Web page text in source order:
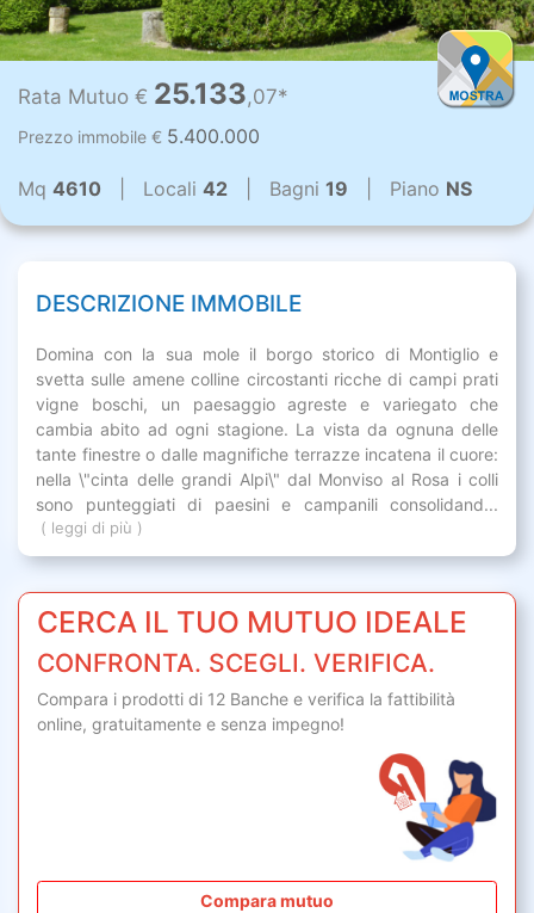
Rata Mutuo € 25.133,07*
Prezzo immobile € 5.400.000
Mq 4610 | Locali 42 | Bagni 19 | Piano NS
DESCRIZIONE IMMOBILE
Domina con la sua mole il borgo storico di Montiglio e
svetta sulle amene colline circostanti ricche di campi prati
vigne boschi, un paesaggio agreste e variegato che
cambia abito ad ogni stagione. La vista da ognuna delle
tante finestre o dalle magnifiche terrazze incatena il cuore:
nella \"cinta delle grandi Alpi\" dal Monviso al Rosa i colli
sono punteggiati di paesini e campanili consolidand...
( leggi di più )
CERCA IL TUO MUTUO IDEALE
CONFRONTA. SCEGLI. VERIFICA.
Compara i prodotti di 12 Banche e verifica la fattibilità
online, gratuitamente e senza impegno!
Compara mutuo